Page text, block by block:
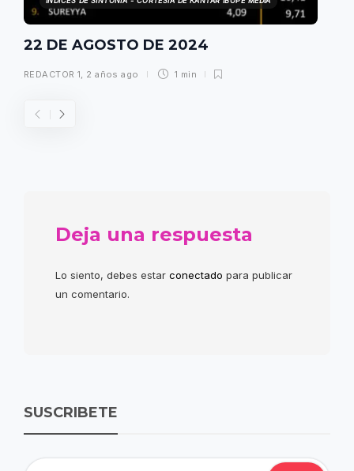
22 DE AGOSTO DE 2024
REDACTOR 1, 2 años ago 1 min
Deja una respuesta
Lo siento, debes estar conectado para publicar
un comentario.
SUSCRIBETE